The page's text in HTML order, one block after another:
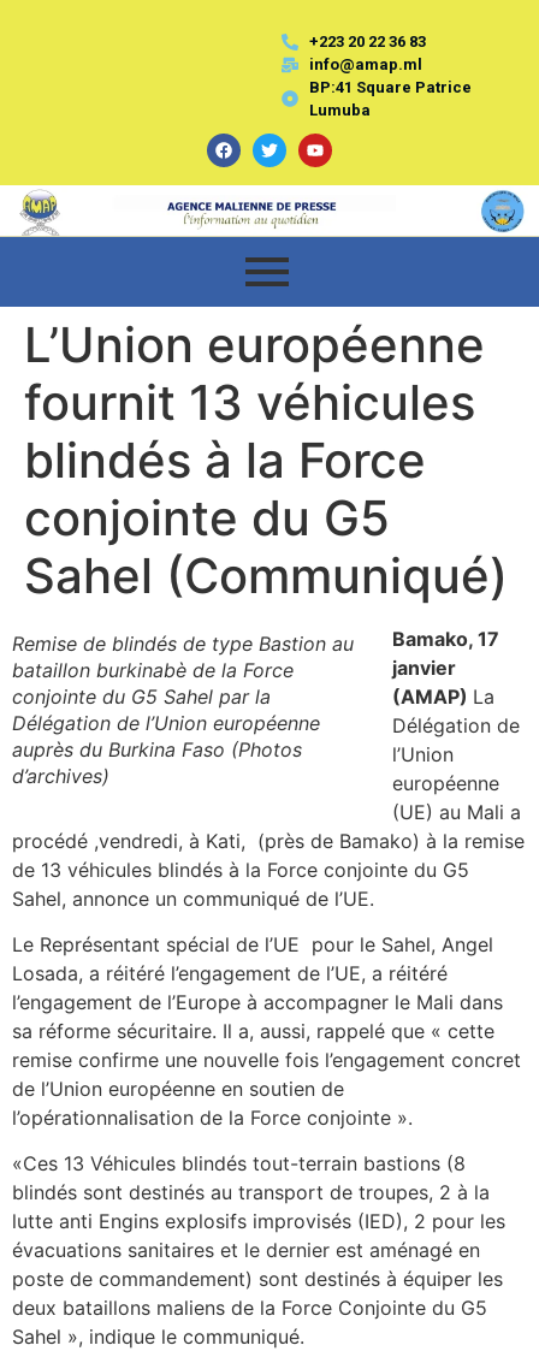
+223 20 22 36 83
info@amap.ml
BP:41 Square Patrice
Lumuba
L’Union européenne
fournit 13 véhicules
blindés à la Force
conjointe du G5
Sahel (Communiqué)
Remise de blindés de type Bastion au
bataillon burkinabè de la Force
conjointe du G5 Sahel par la
Délégation de l’Union européenne
auprès du Burkina Faso (Photos
d’archives)
Bamako, 17
janvier
(AMAP) La
Délégation de
l’Union
européenne
(UE) au Mali a
procédé ,vendredi, à Kati, (près de Bamako) à la remise
de 13 véhicules blindés à la Force conjointe du G5
Sahel, annonce un communiqué de l’UE.
Le Représentant spécial de l’UE pour le Sahel, Angel
Losada, a réitéré l’engagement de l’UE, a réitéré
l’engagement de l’Europe à accompagner le Mali dans
sa réforme sécuritaire. Il a, aussi, rappelé que « cette
remise confirme une nouvelle fois l’engagement concret
de l’Union européenne en soutien de
l’opérationnalisation de la Force conjointe ».
«Ces 13 Véhicules blindés tout-terrain bastions (8
blindés sont destinés au transport de troupes, 2 à la
lutte anti Engins explosifs improvisés (IED), 2 pour les
évacuations sanitaires et le dernier est aménagé en
poste de commandement) sont destinés à équiper les
deux bataillons maliens de la Force Conjointe du G5
Sahel », indique le communiqué.